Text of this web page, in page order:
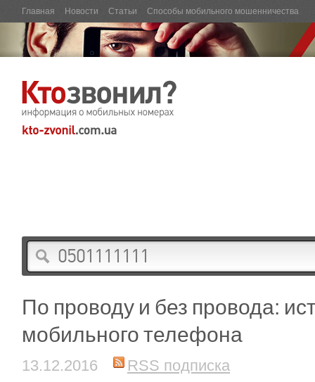
Главная Новости Статьи Способы мобильного мошенничества
По проводу и без провода:
мобильного телефона
13.12.2016 RSS подписка